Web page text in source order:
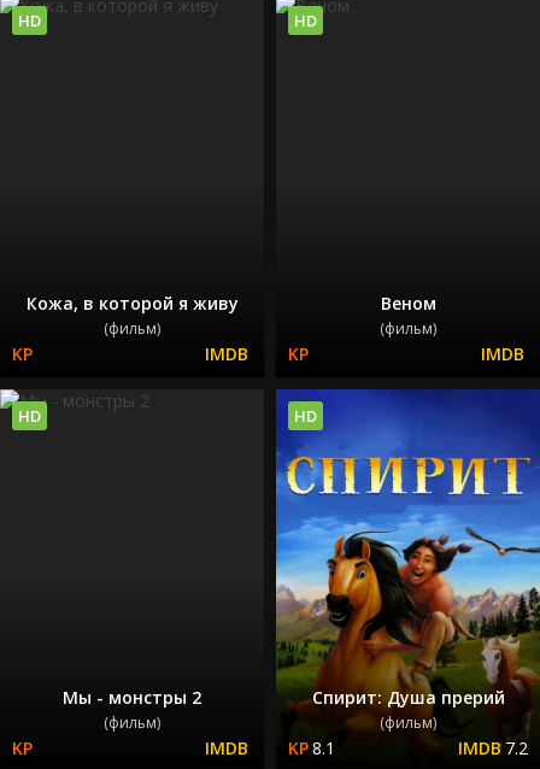
Кожа, в которой я живу
(фильм)
HD
Веном
(фильм)
HD
Мы - монстры 2
(фильм)
HD
Спирит: Душа прерий
(фильм)
8.1 7.2
HD